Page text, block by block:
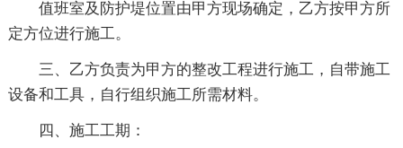
值班室及防护堤位置由甲方现场确定，乙方按甲方所
定方位进行施工。
三、乙方负责为甲方的整改工程进行施工，自带施工
设备和工具，自行组织施工所需材料。
四、施工工期：